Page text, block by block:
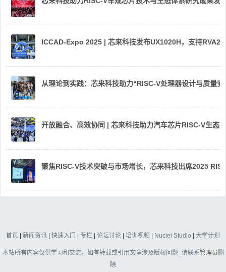
ICCAD-Expo 2025 | 芯来科技发布UX1020H，支持
从理论到实践：芯来科技助力“RISC-V处理器设计与质量
开放融合、高效协同 | 芯来科技助力汽车芯片RISC-V生态
聚焦RISC-V技术突破与市场增长，芯来科技出席2025
首页 新闻资讯 快速入门 专栏 论坛讨论 培训视频 Nuclei Studio 大学计划
本站所有内容仅供学习和交流，如有转载或引用文章涉及版权问题_请联系管理员删
除